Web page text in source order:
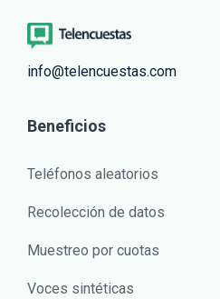
info@telencuestas.com
Beneficios
Teléfonos aleatorios
Recolección de datos
Muestreo por cuotas
Voces sintéticas